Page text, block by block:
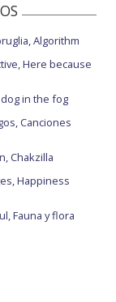
Algorithm
Here because
in the fog
Canciones
Chakzilla
Happiness
Fauna y flora